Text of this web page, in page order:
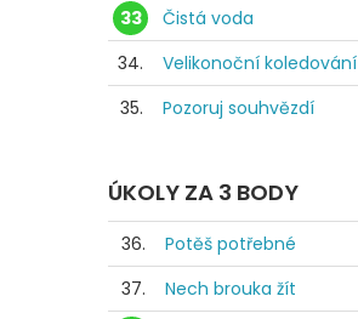
33
Čistá voda
34.
Velikonoční koledování
35.
Pozoruj souhvězdí
ÚKOLY ZA 3 BODY
36.
Potěš potřebné
37.
Nech brouka žít